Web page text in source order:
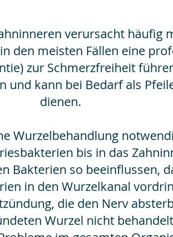
verursacht häufig
den meisten Fällen eine
zur Schmerzfreiheit
und kann bei Bedarf als
dienen.
Wurzelbehandlung
bis in das
Bakterien so beeinflussen,
in den Wurzelkanal
die den Nerv
Wurzel nicht